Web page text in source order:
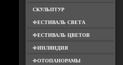
СКУЛЬПТУР
ФЕСТИВАЛЬ СВЕТА
ФЕСТИВАЛЬ ЦВЕТОВ
ФИНЛЯНДИЯ
ФОТОПАНОРАМЫ